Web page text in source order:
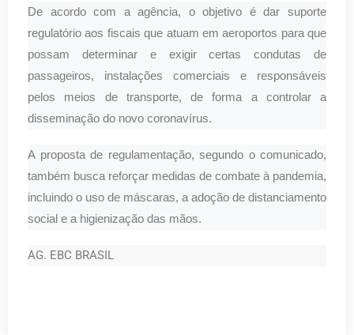
De acordo com a agência, o objetivo é dar suporte
regulatório aos fiscais que atuam em aeroportos para que
possam determinar e exigir certas condutas de
passageiros, instalações comerciais e responsáveis
pelos meios de transporte, de forma a controlar a
disseminação do novo coronavírus.
A proposta de regulamentação, segundo o comunicado,
também busca reforçar medidas de combate à pandemia,
incluindo o uso de máscaras, a adoção de distanciamento
social e a higienização das mãos.
AG. EBC BRASIL